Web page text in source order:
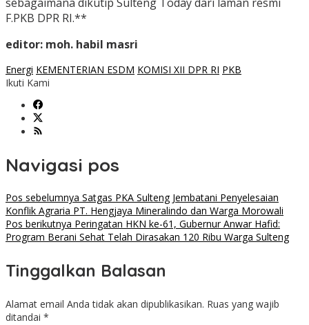
F.PKB DPR RI.**
editor: moh. habil masri
Energi KEMENTERIAN ESDM KOMISI XII DPR RI PKB
Ikuti Kami
Navigasi pos
Pos sebelumnya Satgas PKA Sulteng Jembatani Penyelesaian
Konflik Agraria PT. Hengjaya Mineralindo dan Warga Morowali
Pos berikutnya Peringatan HKN ke-61, Gubernur Anwar Hafid:
Program Berani Sehat Telah Dirasakan 120 Ribu Warga Sulteng
Tinggalkan Balasan
Alamat email Anda tidak akan dipublikasikan. Ruas yang wajib
ditandai *